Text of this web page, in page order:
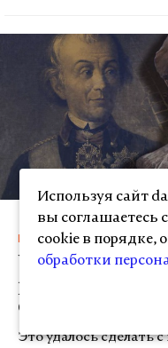
Используя сайт
вы соглашаетесь
cookie в порядке,
обработки
Новости
Ученые
русского
Суворова
Это удалось сделать